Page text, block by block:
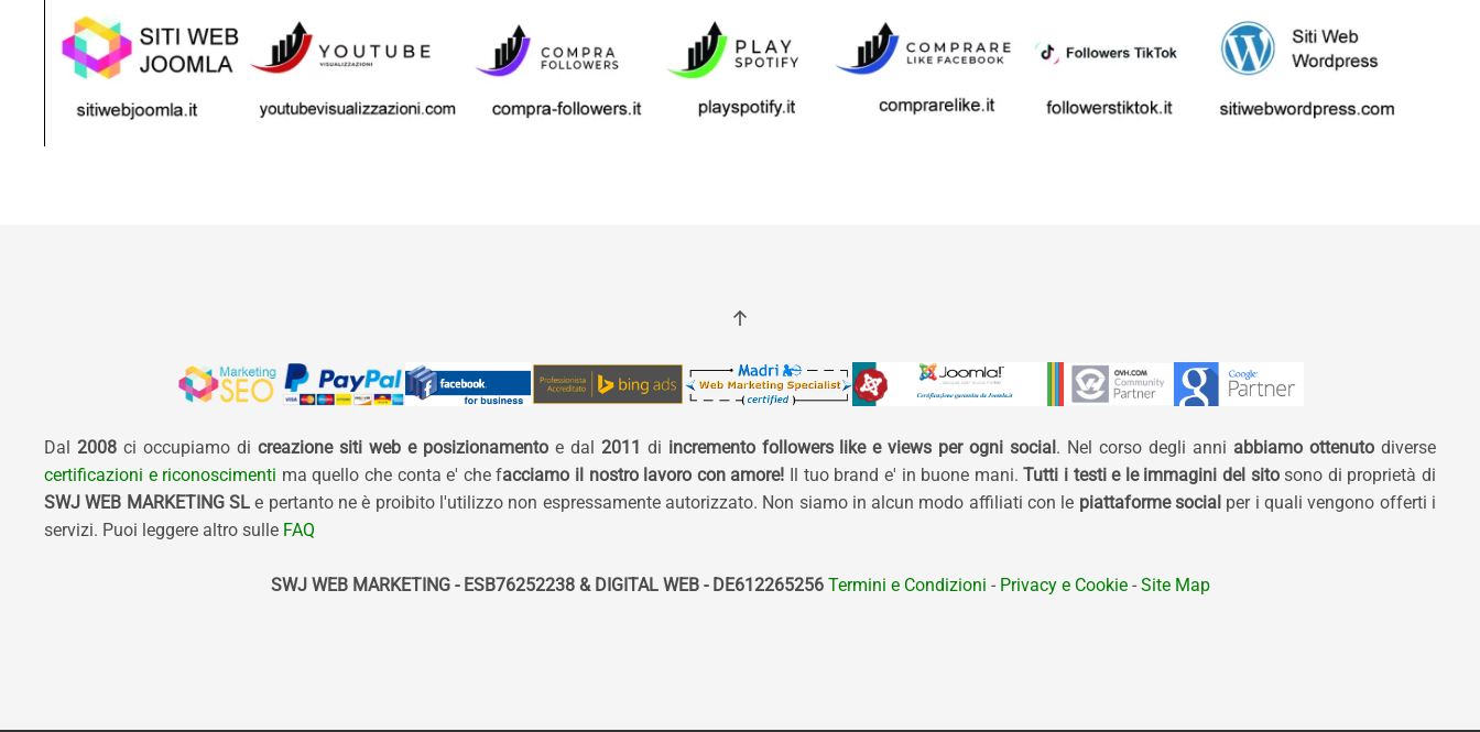
Dal 2008ci occupiamo di creazione siti web e posizionamentoe dal 2011 di incremento followers like e views per ogni social. Nel corso degli anni abbiamo ottenuto diverse
certificazioni e riconoscimenti ma quello che conta e' che facciamo il nostro lavoro con amore! Il tuo brand e' in buone mani.Tutti i testi e le immagini del sitosono di proprietà di
SWJ WEB MARKETING SLe pertanto ne è proibito l'utilizzo non espressamente autorizzato. Non siamo in alcun modo affiliati con le piattaforme social per i quali vengono offerti i
servizi. Puoi leggere altro sulle FAQ
SWJ WEB MARKETING - ESB76252238 & DIGITAL WEB - DE612265256Termini e Condizioni - Privacy e Cookie- Site Map